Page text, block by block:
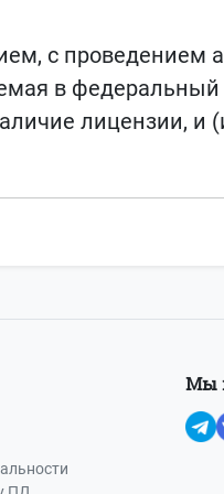
с проведением
в
лицензии, и
Мы